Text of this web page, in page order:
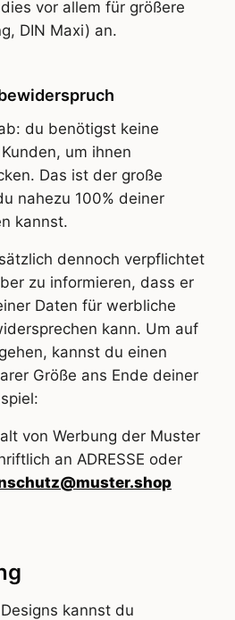
vor allem für größere
DIN Maxi) an.
du benötigst keine
um ihnen
Das ist der große
nahezu 100% deiner
kannst.
dennoch verpflichtet
zu informieren, dass er
Daten für werbliche
kann. Um auf
kannst du einen
Größe ans Ende deiner
von Werbung der Muster
an ADRESSE oder
kannst du